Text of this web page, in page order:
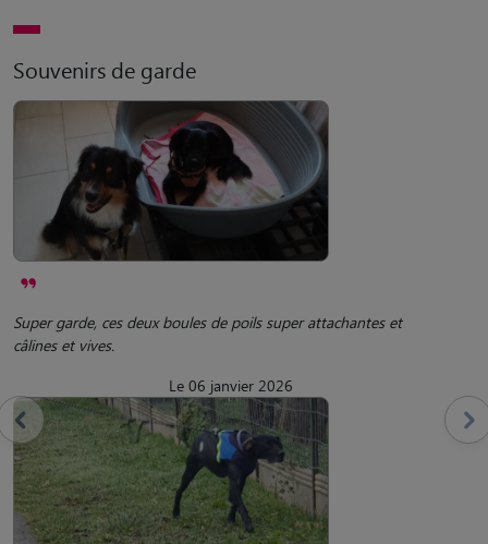
Souvenirs de garde
Super garde, ces deux boules de poils super attachantes et
câlines et vives.
Le 06 janvier 2026